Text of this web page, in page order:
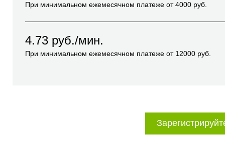
При минимальном ежемесячном платеже от4000 руб.
4.73 руб./мин.
При минимальном ежемесячном платеже от 12000 руб.